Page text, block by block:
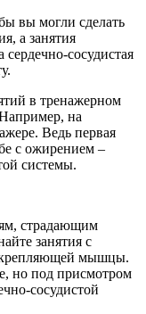
вы могли сделать
а занятия
сосудистая
в тренажерном
на
Ведь первая
с ожирением –
системы.
страдающим
занятия с
мышцы.
но под присмотром
сосудистой